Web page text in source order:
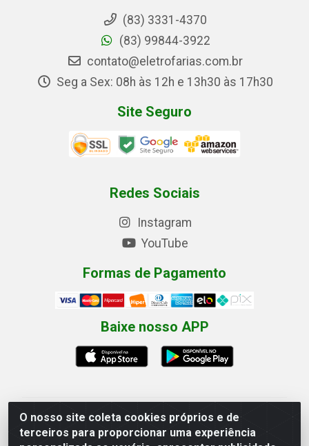
O nosso site coleta cookies próprios e de
terceiros para proporcionar uma experiência
(83) 3331-4370
(83) 99844-3922
contato@eletrofarias.com.br
Seg a Sex: 08h às 12h e 13h30 às 17h30
Site Seguro
Redes Sociais
Instagram
YouTube
Formas de Pagamento
Baixe nosso APP
Eletrofarias Materiais Eletricos - Av. Jorn. Assis
Chateaubriand, 2500 - Distrito Industrial, Campina